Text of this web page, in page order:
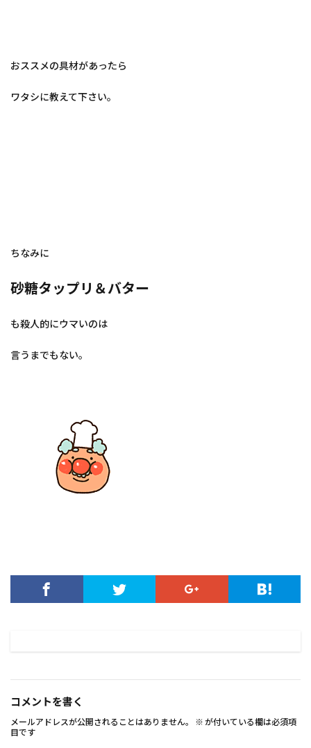
おススメの具材があったら
ワタシに教えて下さい。
ちなみに
砂糖タップリ＆バター
も殺人的にウマいのは
言うまでもない。
コメントを書く
メールアドレスが公開されることはありません。 ※ が付いている欄は必須項
目です